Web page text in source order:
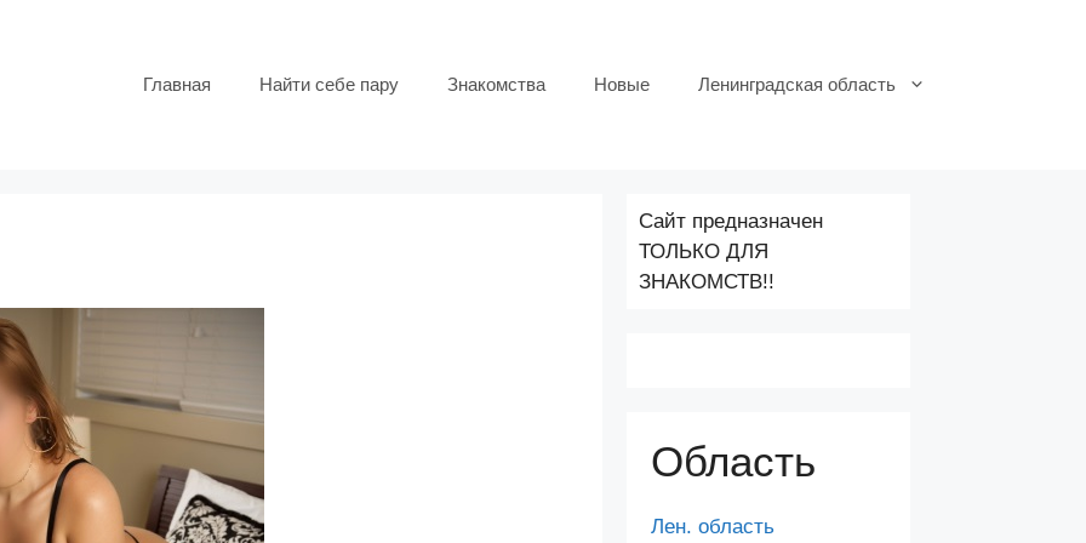
Главная Найти себе пару Знакомства Новые Ленинградская область
Сайт предназначен
ТОЛЬКО ДЛЯ
ЗНАКОМСТВ!!
Область
Лен. область